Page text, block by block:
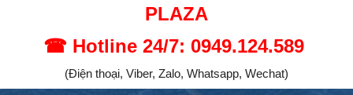
PLAZA
☎ Hotline 24/7: 0949.124.589
(Điện thoại, Viber, Zalo, Whatsapp, Wechat)